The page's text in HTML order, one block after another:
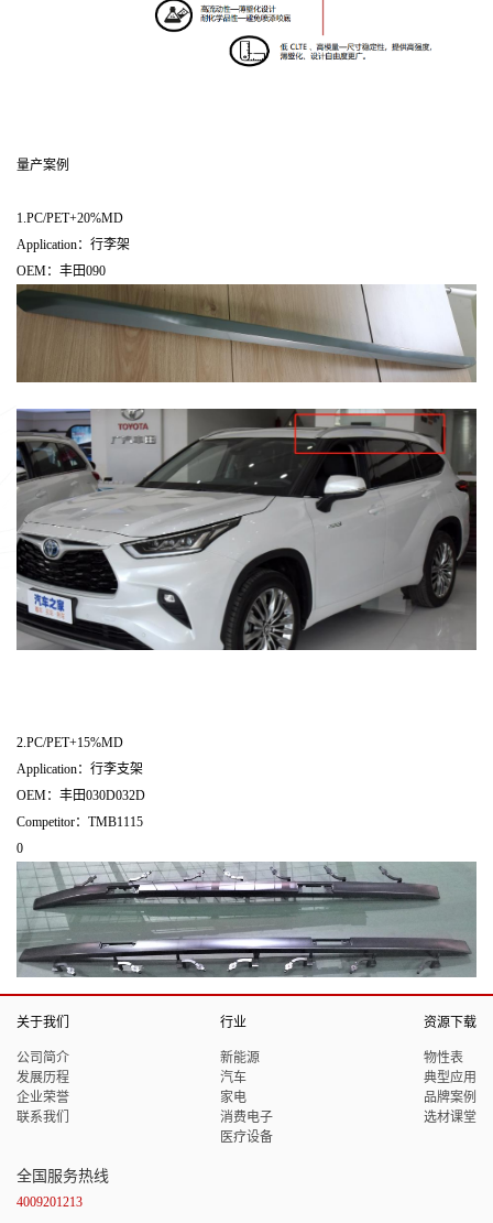
量产案例
1.PC/PET+20%MD
Application：行李架
OEM：丰田090
2.PC/PET+15%MD
Application：行李支架
OEM：丰田030D032D
Competitor：TMB1115
0
关于我们
公司简介
发展历程
企业荣誉
联系我们
行业
新能源
汽车
家电
消费电子
医疗设备
资源下载
物性表
典型应用
品牌案例
选材课堂
全国服务热线
4009201213